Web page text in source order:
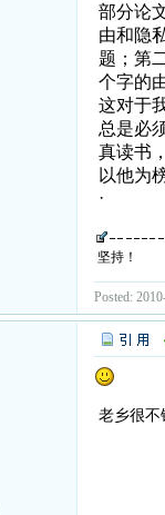
部分论
由和隐
题；第
个字的
这对于
总是必
真读书
以他为
·
坚持！
Posted:
老乡很不